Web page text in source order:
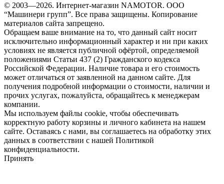
© 2003—2026. Интернет-магазин NAMOTOR. ООО
“Машинери групп”. Все права защищены. Копирование
материалов сайта запрещено.
Обращаем ваше внимание на то, что данный сайт носит
исключительно информационный характер и ни при каких
условиях не является публичной офёртой, определяемой
положениями Статьи 437 (2) Гражданского кодекса
Российской Федерации. Наличие товара и его стоимость
может отличаться от заявленной на данном сайте. Для
получения подробной информации о стоимости, наличии и
прочих услугах, пожалуйста, обращайтесь к менеджерам
компании.
Мы используем файлы cookie, чтобы обеспечивать
корректную работу корзины и личного кабинета на нашем
сайте. Оставаясь с нами, вы соглашаетесь на обработку этих
данных в соответствии с нашей Политикой
конфиденциальности.
Принять